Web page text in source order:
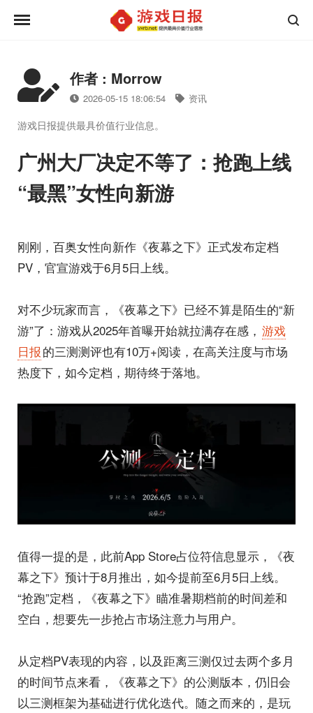
作者 : Morrow
2026-05-15 18:06:54 资讯
游戏日报提供最具价值行业信息。
广州大厂决定不等了：抢跑上线
“最黑”女性向新游
刚刚，百奥女性向新作《夜幕之下》正式发布定档
PV，官宣游戏于6月5日上线。
对不少玩家而言，《夜幕之下》已经不算是陌生的“新
游”了：游戏从2025年首曝开始就拉满存在感， 游戏
日报的三测测评也有10万+阅读，在高关注度与市场
热度下，如今定档，期待终于落地。
值得一提的是，此前App Store占位符信息显示，《夜
幕之下》预计于8月推出，如今提前至6月5日上线。
“抢跑”定档，《夜幕之下》瞄准暑期档前的时间差和
空白，想要先一步抢占市场注意力与用户。
从定档PV表现的内容，以及距离三测仅过去两个多月
的时间节点来看，《夜幕之下》的公测版本，仍旧会
以三测框架为基础进行优化迭代。随之而来的，是玩